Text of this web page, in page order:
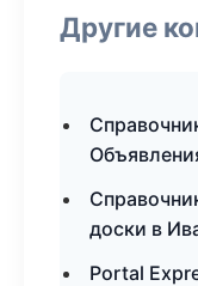
Другие
доски в
Portal